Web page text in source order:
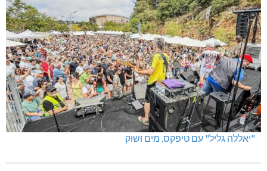
"יאללה גליל" עם טיפקס, מים ושוק